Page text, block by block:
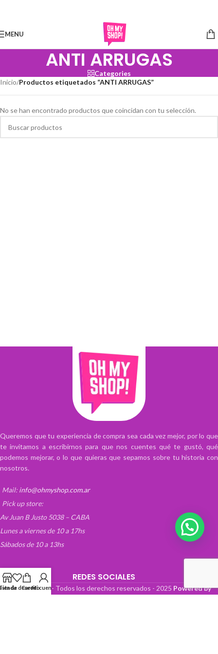
MENU
ANTI ARRUGAS
Categories
Inicio/Productos etiquetados “ANTI ARRUGAS”
No se han encontrado productos que coincidan con tu selección.
Queremos que tu experiencia de compra sea cada vez mejor, por lo que
te invitamos a escribirnos para que nos cuentes qué te gustó, qué
podemos mejorar, o lo que quieras que sepamos sobre tu historia con
nosotros.
Mail: info@ohmyshop.com.ar
Pick up store:
Av Juan B Justo 5038 – CABA
Lunes a viernes de 10 a 17hs
Sábados de 10 a 13hs
REDES SOCIALES
OhMyTienda! - Todos los derechos reservados - 2025 Powered by
de deseos
CarritoMi cuenta